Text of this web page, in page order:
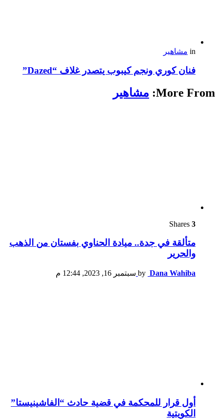
in مشاهير
فنان كوري ونجم كيبوب يتصدر غلاف “Dazed”
More From: مشاهير
3
متألقة في جدة.. ميادة الحناوي بفستان من الذهب
والحرير
by Dana Wahiba سبتمبر 16, 2023, 12:44 م
أول قرار للمحكمة في قضية حادث “الفاشينيستا”
الكويتية